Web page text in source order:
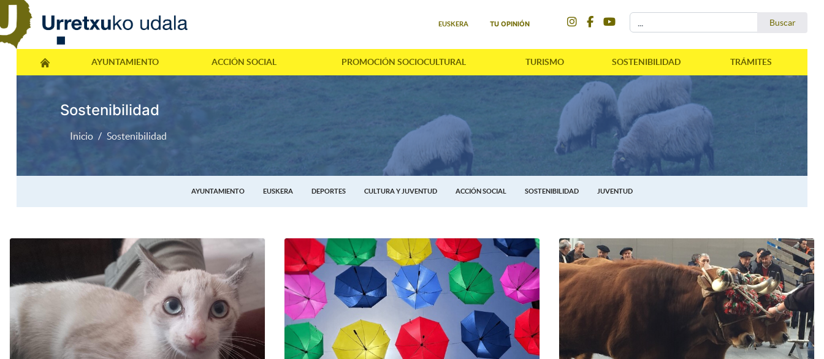
EUSKERA TU OPINIÓN Buscar
AYUNTAMIENTO ACCIÓN SOCIAL PROMOCIÓN SOCIOCULTURAL TURISMO SOSTENIBILIDAD TRÁMITES
Sostenibilidad
Inicio Sostenibilidad
AYUNTAMIENTO EUSKERA DEPORTES CULTURA Y JUVENTUD ACCIÓN SOCIAL SOSTENIBILIDAD JUVENTUD